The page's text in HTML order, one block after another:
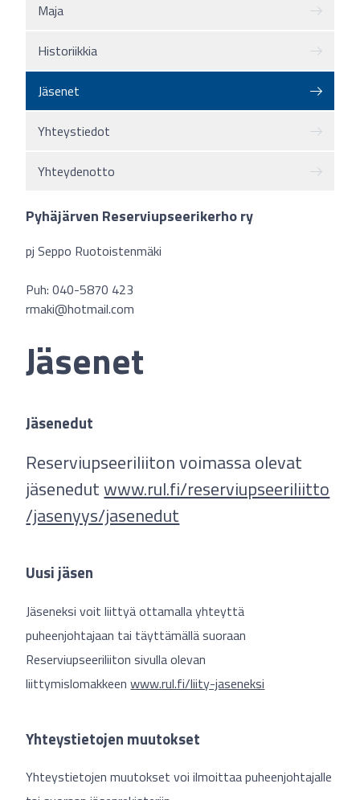
Maja
Historiikkia
Jäsenet
Yhteystiedot
Yhteydenotto
Pyhäjärven Reserviupseerikerho ry
pj Seppo Ruotoistenmäki
Puh: 040-5870 423
rmaki@hotmail.com
Jäsenet
Jäsenedut
Reserviupseeriliiton voimassa olevat
jäsenedutwww.rul.fi/reserviupseeriliitto
/jasenyys/jasenedut
Uusi jäsen
Jäseneksi voit liittyä ottamalla yhteyttä
puheenjohtajaan tai täyttämällä suoraan
Reserviupseeriliiton sivulla olevan
liittymislomakkeenwww.rul.fi/liity-jaseneksi
Yhteystietojen muutokset
Yhteystietojen muutokset voi ilmoittaa puheenjohtajalle